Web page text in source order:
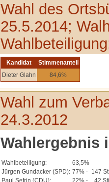
Wahl des
25.5.2014;
Kandidat
Stimmenanteil
Dieter Glahn
84,6%
Wahl zum
24.3.2012
Wahlergebnis
Wahlbeteiligung:
63,5%
Jürgen Gundacker (SPD): 77% - 147